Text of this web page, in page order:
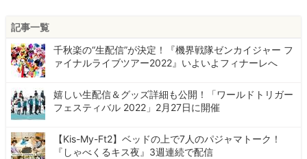
記事一覧
千秋楽の“生配信”が決定！『機界戦隊ゼンカイジャー フ
ァイナルライブツアー2022』いよいよフィナーレへ
嬉しい生配信＆グッズ詳細も公開！「ワールドトリガー
フェスティバル 2022」2月27日に開催
【Kis-My-Ft2】ベッドの上で7人のパジャマトーク！
『しゃべくるキス夜』3週連続で配信